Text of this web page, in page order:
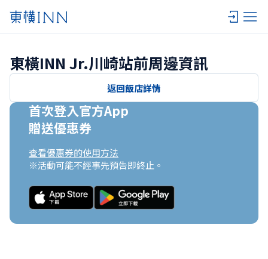
東橫INN Jr.川崎站前周邊資訊
返回飯店詳情
首次登入官方App
贈送優惠券
查看優惠券的使用方法
※活動可能不經事先預告即終止。